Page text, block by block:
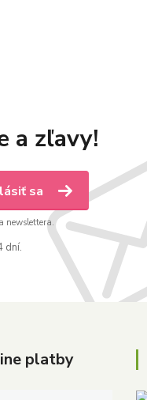
a zľavy!
sa
newslettera.
dní.
platby